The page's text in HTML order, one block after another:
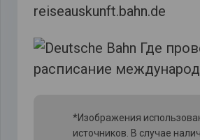
reiseauskunft.bahn.de
*Изображения
источников. В случае